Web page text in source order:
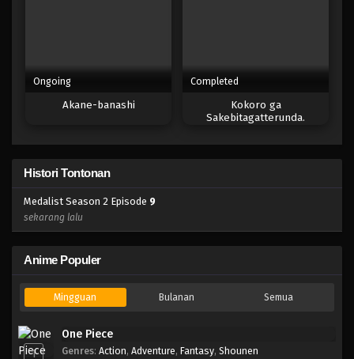
Ongoing
Akane-banashi
Completed
Kokoro ga
Sakebitagatterunda.
Histori Tontonan
Medalist Season 2 Episode 9
sekarang lalu
Anime Populer
Mingguan Bulanan Semua
1
One Piece
Genres: Action, Adventure, Fantasy, Shounen